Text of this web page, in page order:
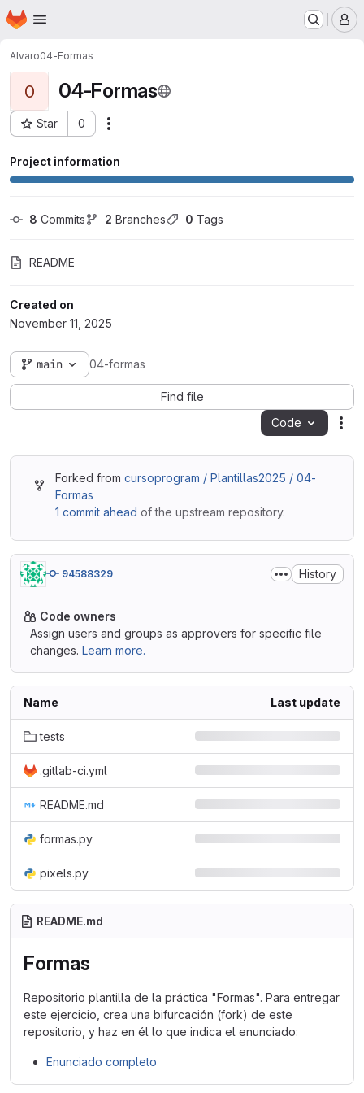
Skip to main content
Homepage
Alvaro04-Formas
0 04-Formas
Star 0
Project ID: 18193
Project information
8 Commits 2 Branches 0 Tags
README
Created on
November 11, 2025
main 04-formas
Find file
Code
Forked fromcursoprogram / Plantillas2025 / 04-
Formas
1 commit ahead of the upstream repository.
94588329 History
Code owners
Assign users and groups as approvers for specific file
changes. Learn more.
Name Last update
tests
.gitlab-ci.yml
README.md
formas.py
pixels.py
README.md
Formas
Repositorio plantilla de la práctica "Formas". Para entregar
este ejercicio, crea una bifurcación (fork) de este
repositorio, y haz en él lo que indica el enunciado:
Enunciado completo